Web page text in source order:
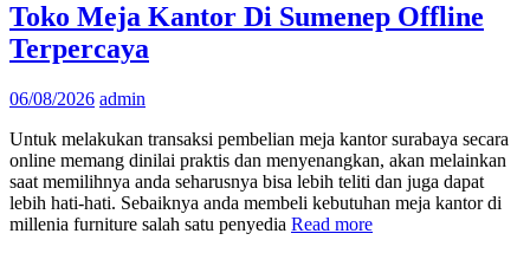
Toko Meja Kantor Di Sumenep Offline
Terpercaya
06/08/2026 admin
Untuk melakukan transaksi pembelian meja kantor surabaya secara
online memang dinilai praktis dan menyenangkan, akan melainkan
saat memilihnya anda seharusnya bisa lebih teliti dan juga dapat
lebih hati-hati. Sebaiknya anda membeli kebutuhan meja kantor di
millenia furniture salah satu penyedia Read more